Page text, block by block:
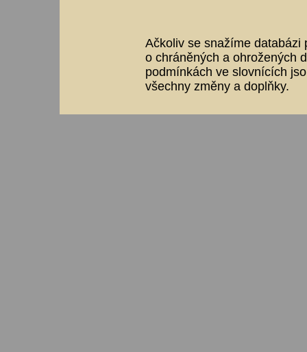
Ačkoliv se snažíme databázi
o chráněných a ohrožených
podmínkách ve slovnících
všechny změny a doplňky.